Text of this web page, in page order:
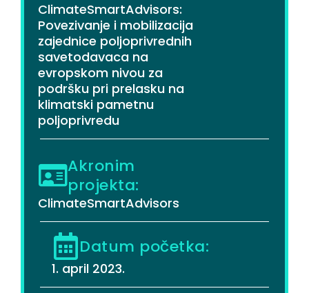
ClimateSmartAdvisors:
Povezivanje i mobilizacija
zajednice poljoprivrednih
savetodavaca na
evropskom nivou za
podršku pri prelasku na
klimatski pametnu
poljoprivredu
Akronim
projekta:
ClimateSmartAdvisors
Datum početka:
1. april 2023.